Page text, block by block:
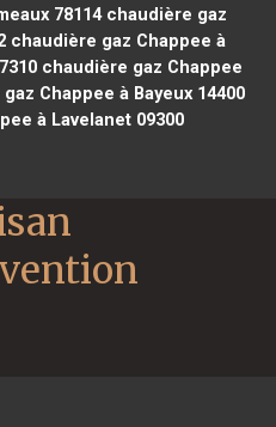
78114chaudière gaz
chaudière gaz Chappee à
chaudière gaz Chappee
Chappee à Bayeux 14400
à Lavelanet 09300